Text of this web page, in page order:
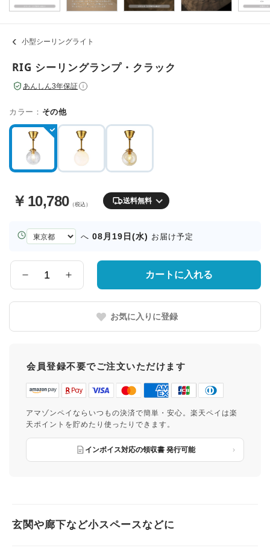
小型シーリングライト
RIG シーリングランプ・クラック
あんしん3年保証 i
カラー： その他
￥ 10,780（税込） 送料無料
お
届
県
へ 08月19日(水) お届け予定
量
カートに入れる
お気に入りに登録
会員登録不要でご注文いただけます
アマゾンペイならいつもの決済で簡単・安心。楽天ペイは楽
天ポイントを貯めたり使ったりできます。
インボイス対応の領収書 発行可能
玄関や廊下など小スペースなどに